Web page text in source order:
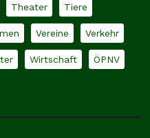
Theater Tiere
Vereine Verkehr
Wirtschaft ÖPNV